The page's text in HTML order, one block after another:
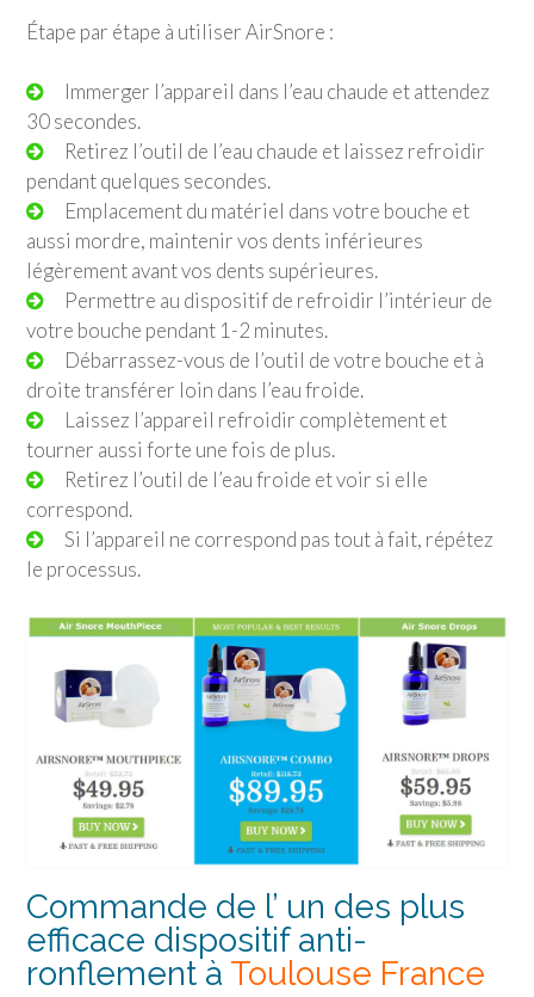
Étape par étape à utiliser AirSnore :
Immerger l’appareil dans l’eau chaude et attendez
30 secondes.
Retirez l’outil de l’eau chaude et laissez refroidir
pendant quelques secondes.
Emplacement du matériel dans votre bouche et
aussi mordre, maintenir vos dents inférieures
légèrement avant vos dents supérieures.
Permettre au dispositif de refroidir l’intérieur de
votre bouche pendant 1-2 minutes.
Débarrassez-vous de l’outil de votre bouche et à
droite transférer loin dans l’eau froide.
Laissez l’appareil refroidir complètement et
tourner aussi forte une fois de plus.
Retirez l’outil de l’eau froide et voir si elle
correspond.
Si l’appareil ne correspond pas tout à fait, répétez
le processus.
Commande de l’ un des plus
efficace dispositif anti-
ronflement à Toulouse France